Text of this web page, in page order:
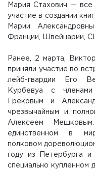
Мария Стахович — все
участие в создании
Марии
Франции, Швейцарии,
Ранее, 2 марта,
приняли участие во
лейб-гвардии Его
Курбевуа с
Грековым и
чрезвычайным и
Алексеем
единственном в
полковом
году из Петербурга
специально купленном